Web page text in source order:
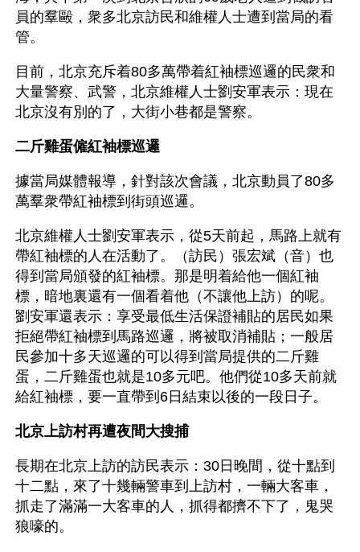
員的羣毆，衆多北京訪民和維權人士遭到當局的看
管。
目前，北京充斥着80多萬帶着紅袖標巡邏的民衆和
大量警察、武警，北京維權人士劉安軍表示：現在
北京沒有別的了，大街小巷都是警察。
二斤雞蛋僱紅袖標巡邏
據當局媒體報導，針對該次會議，北京動員了80多
萬羣衆帶紅袖標到街頭巡邏。
北京維權人士劉安軍表示，從5天前起，馬路上就有
帶紅袖標的人在活動了。（訪民）張宏斌（音）也
得到當局頒發的紅袖標。那是明着給他一個紅袖
標，暗地裏還有一個看着他（不讓他上訪）的呢。
劉安軍還表示：享受最低生活保證補貼的居民如果
拒絕帶紅袖標到馬路巡邏，將被取消補貼；一般居
民參加十多天巡邏的可以得到當局提供的二斤雞
蛋，二斤雞蛋也就是10多元吧。他們從10多天前就
給紅袖標，要一直帶到6日結束以後的一段日子。
北京上訪村再遭夜間大搜捕
長期在北京上訪的訪民表示：30日晚間，從十點到
十二點，來了十幾輛警車到上訪村，一輛大客車，
抓走了滿滿一大客車的人，抓得都擠不下了，鬼哭
狼嚎的。